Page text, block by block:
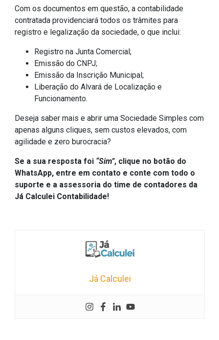
Com os documentos em questão, a contabilidade
contratada providenciará todos os trâmites para
registro e legalização da sociedade, o que inclui:
Registro na Junta Comercial;
Emissão do CNPJ;
Emissão da Inscrição Municipal;
Liberação do Alvará de Localização e
Funcionamento.
Deseja saber mais e abrir uma Sociedade Simples com
apenas alguns cliques, sem custos elevados, com
agilidade e zero burocracia?
Se a sua resposta foi “Sim”, clique no botão do
WhatsApp, entre em contato e conte com todo o
suporte e a assessoria do time de contadores da
Já Calculei Contabilidade!
Já Calculei